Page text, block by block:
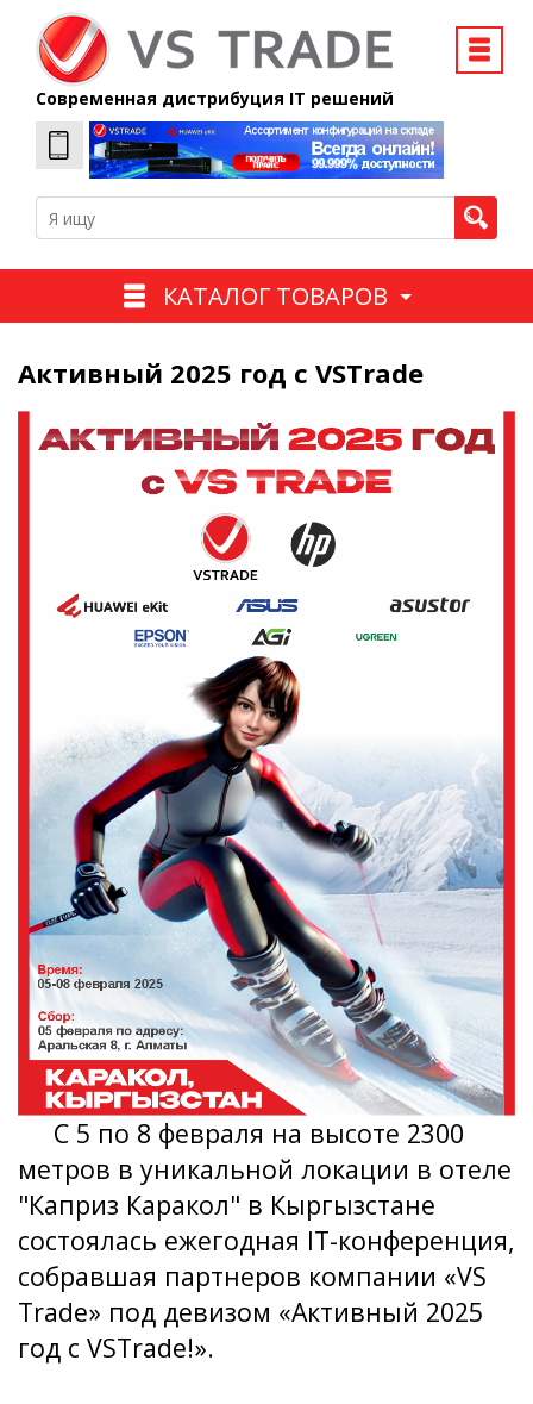
Современная дистрибуция IT решений
КАТАЛОГ ТОВАРОВ
Активный 2025 год с VSTrade
С 5 по 8 февраля на высоте 2300
метров в уникальной локации в отеле
"Каприз Каракол" в Кыргызстане
состоялась ежегодная IT-конференция,
собравшая партнеров компании «VS
Trade» под девизом «Активный 2025
год с VSTrade!».